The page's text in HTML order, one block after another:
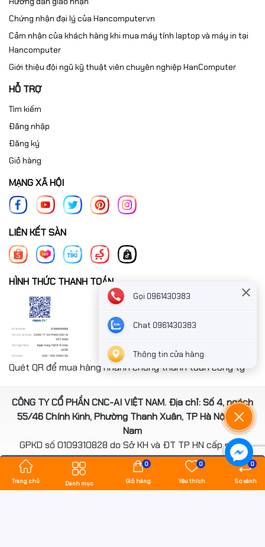
Chứng nhận đại lý của Hancomputer.vn
Cảm nhận của khách hàng khi mua máy tính laptop và máy in tại
Hancomputer
Giới thiệu đội ngũ kỹ thuật viên chuyên nghiệp HanComputer
HỖ TRỢ
Tìm kiếm
Đăng nhập
Đăng ký
Giỏ hàng
MẠNG XÃ HỘI
LIÊN KẾT SÀN
HÌNH THỨC THANH TOÁN
Quét QR để mua hàng nhanh chóng thanh toán công ty
CÔNG TY CỔ PHẦN CNC-AI VIỆT NAM. Địa chỉ: Số 4, ngách
55/46 Chính Kinh, Phường Thanh Xuân, TP Hà Nội, Việt
Nam
GPKD số 0109310828 do Sở KH và ĐT TP HN cấp ngày
14/08/2020
*** Website đã đươc cấp phép của Bộ Công Thương
Trang chủ Danh mục Giỏ hàng
0
Yêu thích
0
So sánh
0
Gọi 0961430383
Chat 0961430383
Thông tin cửa hàng